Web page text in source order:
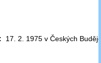
17. 2. 1975 v Českých